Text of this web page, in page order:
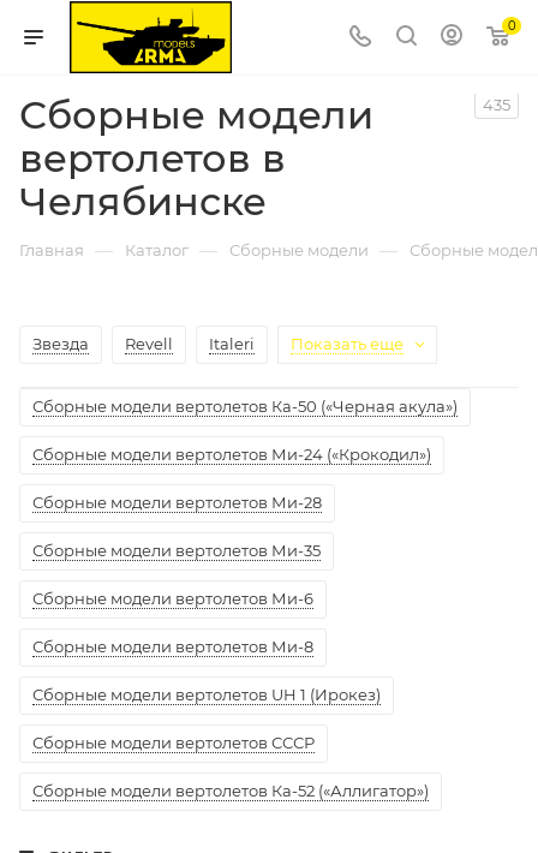
0
Сборные модели
вертолетов в
Челябинске
435
Главная — Каталог — Сборные модели — Сборные
Звезда Revell Italeri Показать еще
Сборные модели вертолетов Ка-50 («Черная акула»)
Сборные модели вертолетов Ми-24 («Крокодил»)
Сборные модели вертолетов Ми-28
Сборные модели вертолетов Ми-35
Сборные модели вертолетов Ми-6
Сборные модели вертолетов Ми-8
Сборные модели вертолетов UH 1 (Ирокез)
Сборные модели вертолетов СССР
Сборные модели вертолетов Ка-52 («Аллигатор»)